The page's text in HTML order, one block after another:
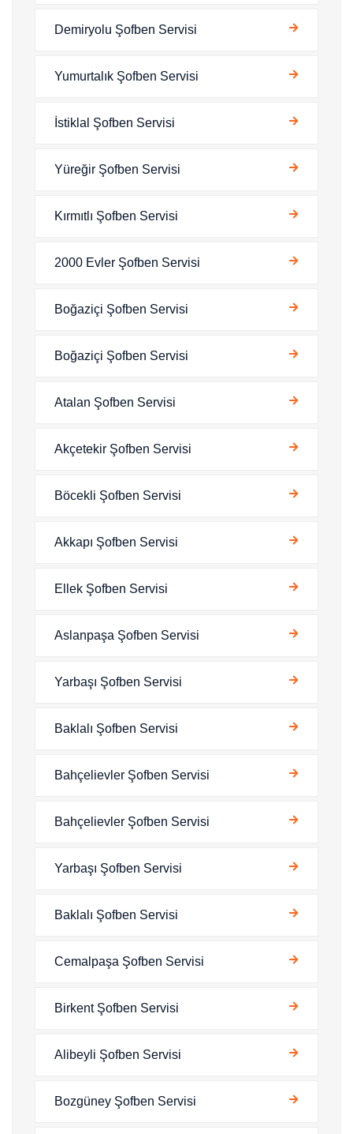
Demiryolu Şofben Servisi
Yumurtalık Şofben Servisi
İstiklal Şofben Servisi
Yüreğir Şofben Servisi
Kırmıtlı Şofben Servisi
2000 Evler Şofben Servisi
Boğaziçi Şofben Servisi
Boğaziçi Şofben Servisi
Atalan Şofben Servisi
Akçetekir Şofben Servisi
Böcekli Şofben Servisi
Akkapı Şofben Servisi
Ellek Şofben Servisi
Aslanpaşa Şofben Servisi
Yarbaşı Şofben Servisi
Baklalı Şofben Servisi
Bahçelievler Şofben Servisi
Bahçelievler Şofben Servisi
Yarbaşı Şofben Servisi
Baklalı Şofben Servisi
Cemalpaşa Şofben Servisi
Birkent Şofben Servisi
Alibeyli Şofben Servisi
Bozgüney Şofben Servisi